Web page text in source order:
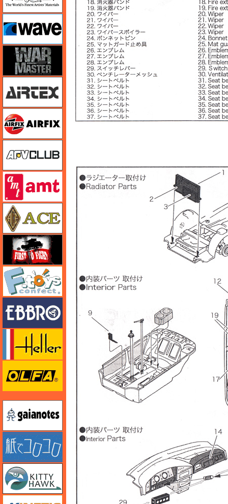
ウォーマスターズ
エアテックス
エアフィックス
エース
エブロ
紙でコロコロ